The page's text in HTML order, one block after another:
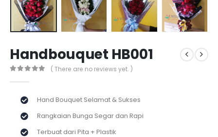
Handbouquet HB001
( There are no reviews yet. )
Hand Bouquet Selamat & Sukses
Rangkaian Bunga Segar dan Rapi
Terbuat dari Pita + Plastik